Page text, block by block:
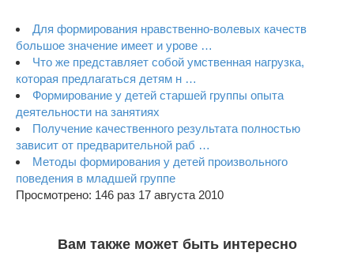
Для формирования нравственно-волевых качеств
большое значение имеет и урове …
Что же представляет собой умственная нагрузка,
которая предлагаться детям н …
Формирование у детей старшей группы опыта
деятельности на занятиях
Получение качественного результата полностью
зависит от предварительной раб …
Методы формирования у детей произвольного
поведения в младшей группе
Просмотрено: 146 раз 17 августа 2010
Вам также может быть интересно